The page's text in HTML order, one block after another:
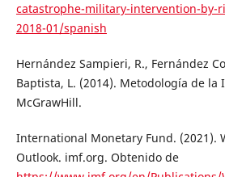
catastrophe-military-intervention-by-
2018-01/spanish
Hernández Sampieri, R., Fernández
Baptista, L. (2014). Metodología de la
McGrawHill.
International Monetary Fund. (2021).
Outlook. imf.org. Obtenido de